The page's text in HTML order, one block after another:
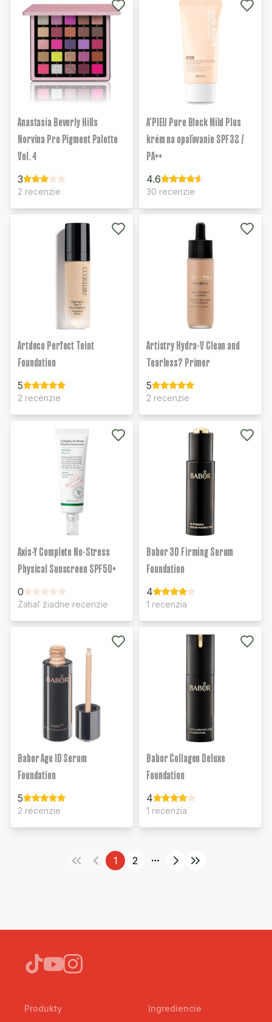
Anastasia Beverly Hills
Norvina Pro Pigment Palette
Vol. 4
3
2 recenzie
A'PIEU Pure Block Mild Plus
krém na opaľovanie SPF32 /
PA++
4.6
30 recenzie
Artdeco Perfect Teint
Foundation
5
2 recenzie
Artistry Hydra-V Clean and
Tearless? Primer
5
2 recenzie
Axis-Y Complete No-Stress
Physical Sunscreen SPF50+
0
Zatiaľ žiadne recenzie
Babor 3D Firming Serum
Foundation
4
1 recenzia
Babor Age ID Serum
Foundation
5
2 recenzie
Babor Collagen Deluxe
Foundation
4
1 recenzia
1 2
More pages
Produkty Ingrediencie